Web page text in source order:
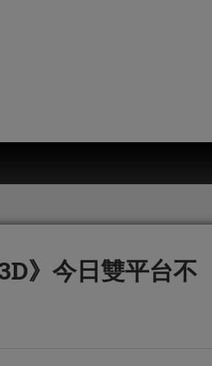
》今日雙平台不